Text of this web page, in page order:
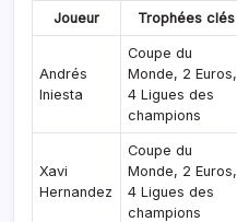
Joueur Trophées clés
Andrés
Iniesta
Coupe du
Monde, 2 Euros,
4 Ligues des
champions
Xavi
Hernandez
Coupe du
Monde, 2 Euros,
4 Ligues des
champions